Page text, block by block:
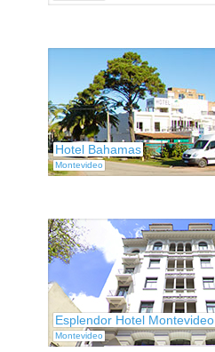
Hotel Bahamas
Montevideo
Esplendor Hotel Montevideo
Montevideo